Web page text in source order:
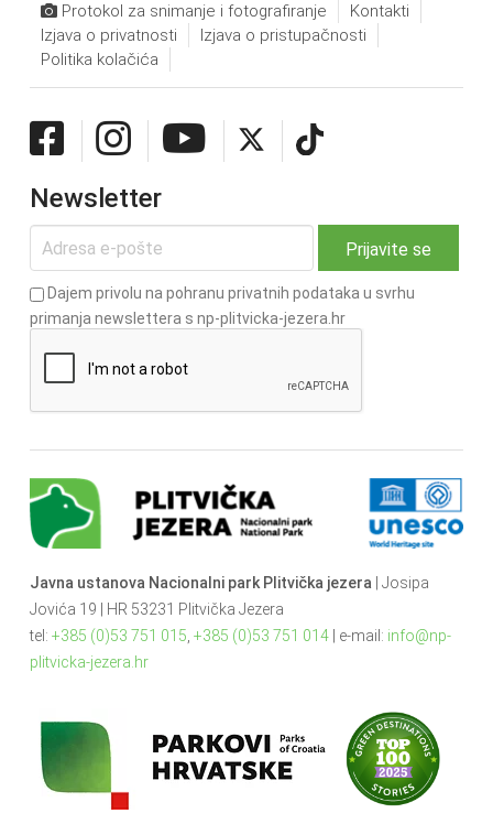
Protokol za snimanje i fotografiranje
Kontakti
Izjava o privatnosti
Izjava o pristupačnosti
Politika kolačića
Newsletter
Dajem privolu na pohranu privatnih podataka u svrhu
primanja newslettera s np-plitvicka-jezera.hr
Javna ustanova Nacionalni park Plitvička jezera | Josipa
Jovića 19 | HR 53231 Plitvička Jezera
tel: +385 (0)53 751 015 +385 (0)53 751 014| e-mail: info@np-
plitvicka-jezera.hr